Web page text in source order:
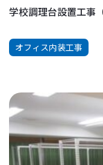
学校調理台設置工事
オフィス内装工事